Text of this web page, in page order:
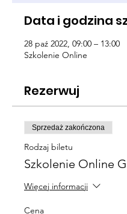
Data i godzina
28 paź 2022, 09:00 – 13:00
Szkolenie Online
Rezerwuj
Sprzedaż zakończona
Rodzaj biletu
Szkolenie Online
Więcej informacji
Cena